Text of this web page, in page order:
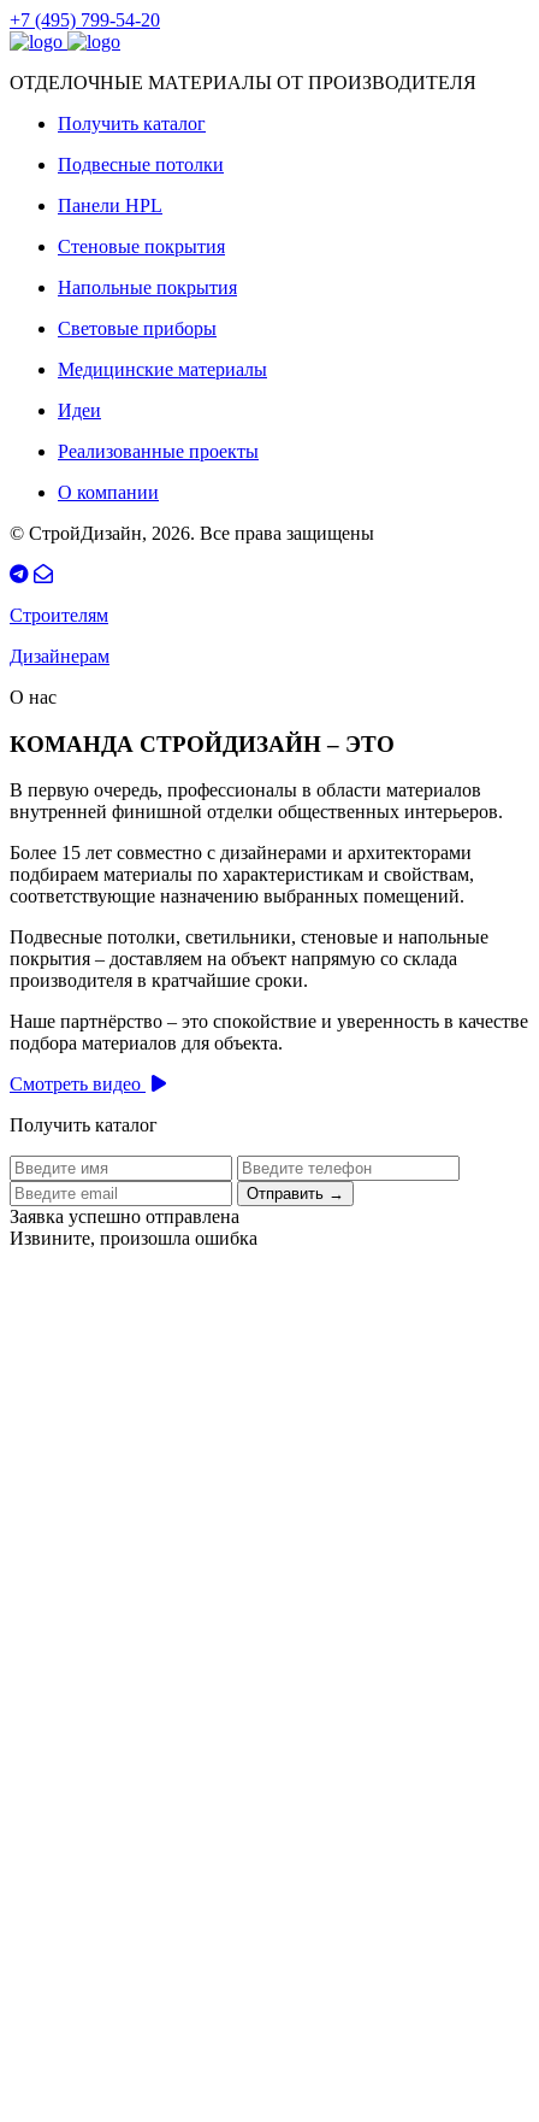
+7 (495) 799-54-20
ОТДЕЛОЧНЫЕ МАТЕРИАЛЫ ОТ ПРОИЗВОДИТЕЛЯ
Получить каталог
Подвесные потолки
Панели HPL
Стеновые покрытия
Напольные покрытия
Световые приборы
Медицинские материалы
Идеи
Реализованные проекты
О компании
© СтройДизайн, 2026. Все права защищены
Строителям
Дизайнерам
О нас
КОМАНДА СТРОЙДИЗАЙН – ЭТО
В первую очередь, профессионалы в области материалов
внутренней финишной отделки общественных интерьеров.
Более 15 лет совместно с дизайнерами и архитекторами
подбираем материалы по характеристикам и свойствам,
соответствующие назначению выбранных помещений.
Подвесные потолки, светильники, стеновые и напольные
покрытия – доставляем на объект напрямую со склада
производителя в кратчайшие сроки.
Наше партнёрство – это спокойствие и уверенность в качестве
подбора материалов для объекта.
Смотреть видео
Получить каталог
Отправить →
Заявка успешно отправлена
Извините, произошла ошибка